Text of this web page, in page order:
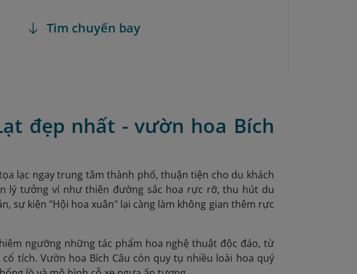
Tìm chuyến bay
đẹp nhất - vườn hoa Bích
lạc ngay trung tâm thành phố, thuận tiện cho du khách
lý tưởng ví như thiên đường sắc hoa rực rỡ, thu hút du
sự kiện "Hội hoa xuân" lại càng làm không gian thêm rực
ngưỡng những tác phẩm hoa nghệ thuật độc đáo, từ
tích. Vườn hoa Bích Câu còn quy tụ nhiều loài hoa quý